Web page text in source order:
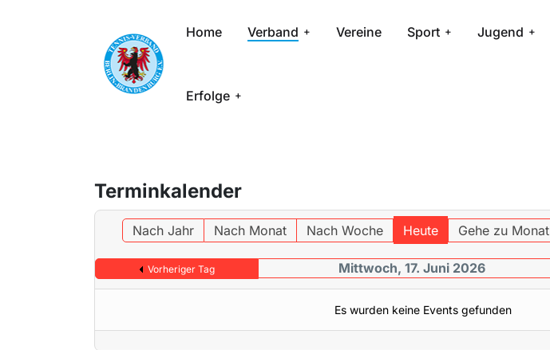
Home Verband Vereine Sport Jugend
Erfolge
Terminkalender
Nach Jahr Nach Monat Nach Woche Heute Gehe zu Monat
Vorheriger Tag Mittwoch, 17. Juni 2026
Es wurden keine Events gefunden